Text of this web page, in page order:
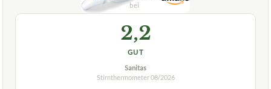
2,2
GUT
Sanitas
Stirnthermometer08/2026